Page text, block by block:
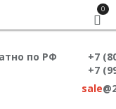
0
по РФ
+7
+7 (991)
sale